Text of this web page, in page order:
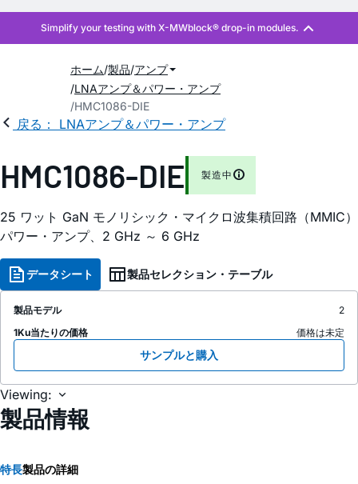
ホーム 製品 アンプ
LNAアンプ＆パワー・アンプ
HMC1086-DIE
戻る： LNAアンプ＆パワー・アンプ
HMC1086-DIE 製造中
25 ワット GaN モノリシック・マイクロ波集積回路（MMIC）
パワー・アンプ、2 GHz ～ 6 GHz
データシート 製品セレクション・テーブル
製品モデル
2
1Ku当たりの価格
価格は未定
サンプルと購入
Viewing:
製品情報
特長製品の詳細